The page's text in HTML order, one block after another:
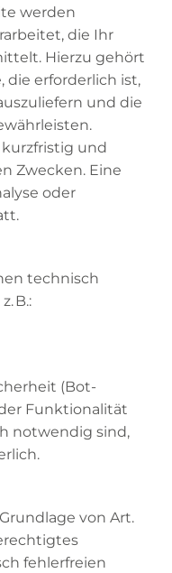
werden
die Ihr
Hierzu gehört
die erforderlich ist,
und die
und
Zwecken. Eine
oder
technisch
B.:
(Bot-
Funktionalität
notwendig sind,
von Art.
fehlerfreien